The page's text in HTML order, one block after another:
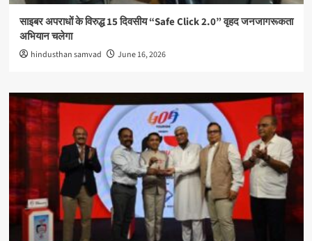
साइबर अपराधों के विरुद्ध 15 दिवसीय “Safe Click 2.0” वृहद जनजागरूकता
अभियान चलेगा
hindusthan samvad June 16, 2026